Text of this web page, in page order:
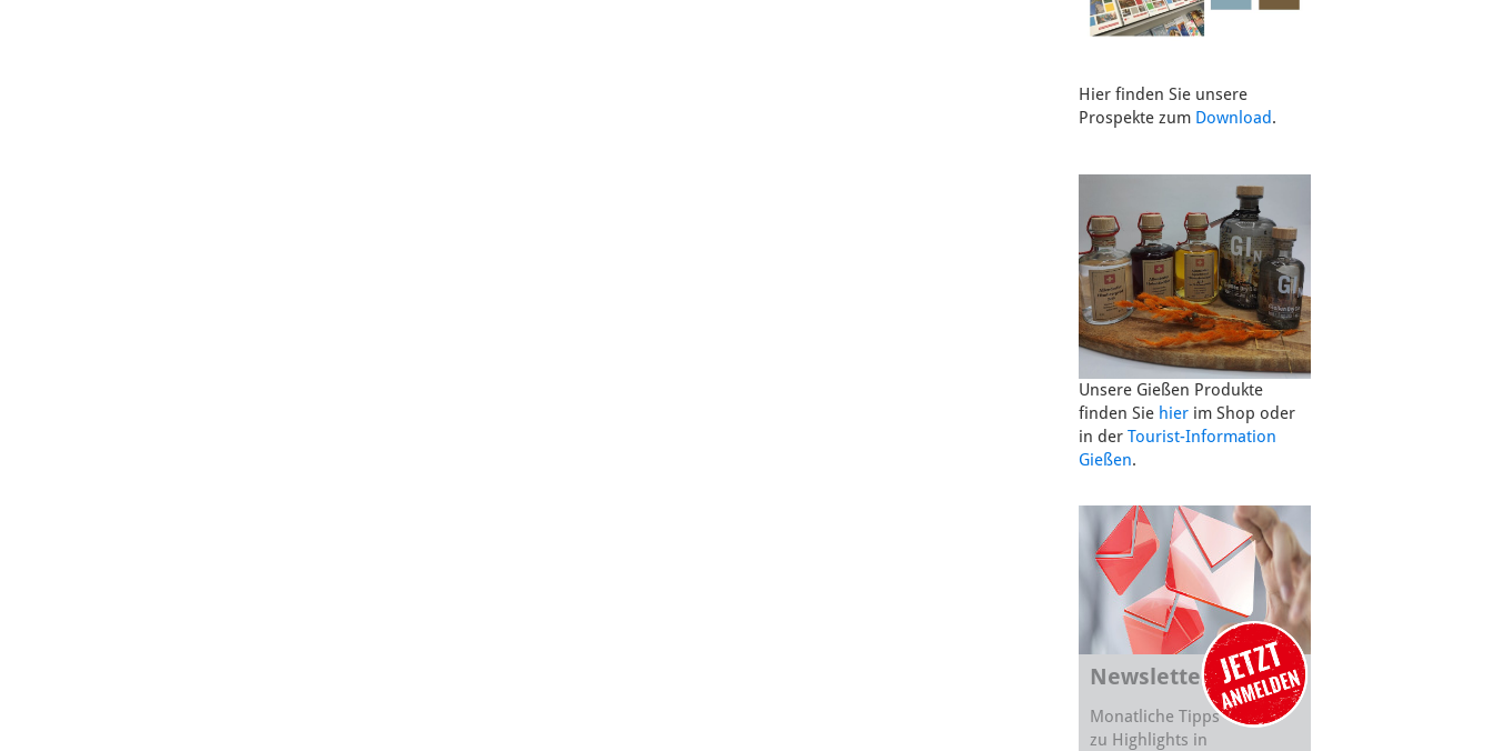
Hier finden Sie unsere
Prospekte zum Download.
Unsere Gießen Produkte
finden Sie hierim Shop oder
in der Tourist-Information
Gießen.
Newsletter
Monatliche Tipps
zu Highlights in